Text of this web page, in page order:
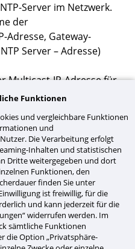
Server im Netzwerk.
der
Adresse, Gateway-
Server – Adresse)
Multicast-IP-Adresse für
(für geringen
wählbar aus
mittels einer
MOBATIME Zeitzonen
über zwei
Schaltern
Funktionen
und vergleichbare Funktionen
und
Die Verarbeitung erfolgt
Inhalten und statistischen
Dritte weitergegeben und dort
Funktionen, den
finden Sie unter
ist freiwillig, für die
und kann jederzeit für die
widerrufen werden. Im
sämtliche Funktionen
die Option „Privatsphäre-